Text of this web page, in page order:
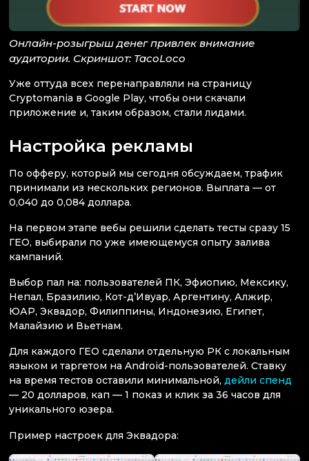
Онлайн-розыгрыш денег привлек внимание
аудитории. Скриншот: TacoLoco
Уже оттуда всех перенаправляли на страницу
Cryptomania в Google Play, чтобы они скачали
приложение и, таким образом, стали лидами.
Настройка рекламы
По офферу, который мы сегодня обсуждаем, трафик
принимали из нескольких регионов. Выплата — от
0,040 до 0,084 доллара.
На первом этапе вебы решили сделать тесты сразу 15
ГЕО, выбирали по уже имеющемуся опыту залива
кампаний.
Выбор пал на: пользователей ПК, Эфиопию, Мексику,
Непал, Бразилию, Кот-д’Ивуар, Аргентину, Алжир,
ЮАР, Эквадор, Филиппины, Индонезию, Египет,
Малайзию и Вьетнам.
Для каждого ГЕО сделали отдельную РК с локальным
языком и таргетом на Android-пользователей. Ставку
на время тестов оставили минимальной, дейли спенд
— 20 долларов, кап — 1 показ и клик за 36 часов для
уникального юзера.
Пример настроек для Эквадора: